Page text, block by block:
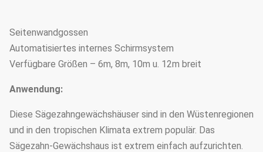
Seitenwandgossen
Automatisiertes internes Schirmsystem
Verfügbare Größen – 6m, 8m, 10m u. 12m breit
Anwendung:
Diese Sägezahngewächshäuser sind in den Wüstenregionen
und in den tropischen Klimata extrem populär. Das
Sägezahn-Gewächshaus ist extrem einfach aufzurichten.